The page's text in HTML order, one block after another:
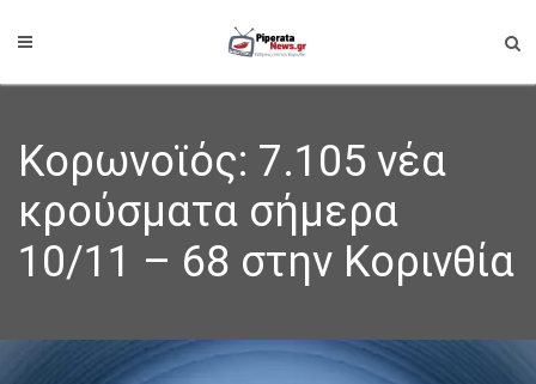
Κορωνοϊός: 7.105 νέα
κρούσματα σήμερα
10/11 – 68 στην Κορινθία